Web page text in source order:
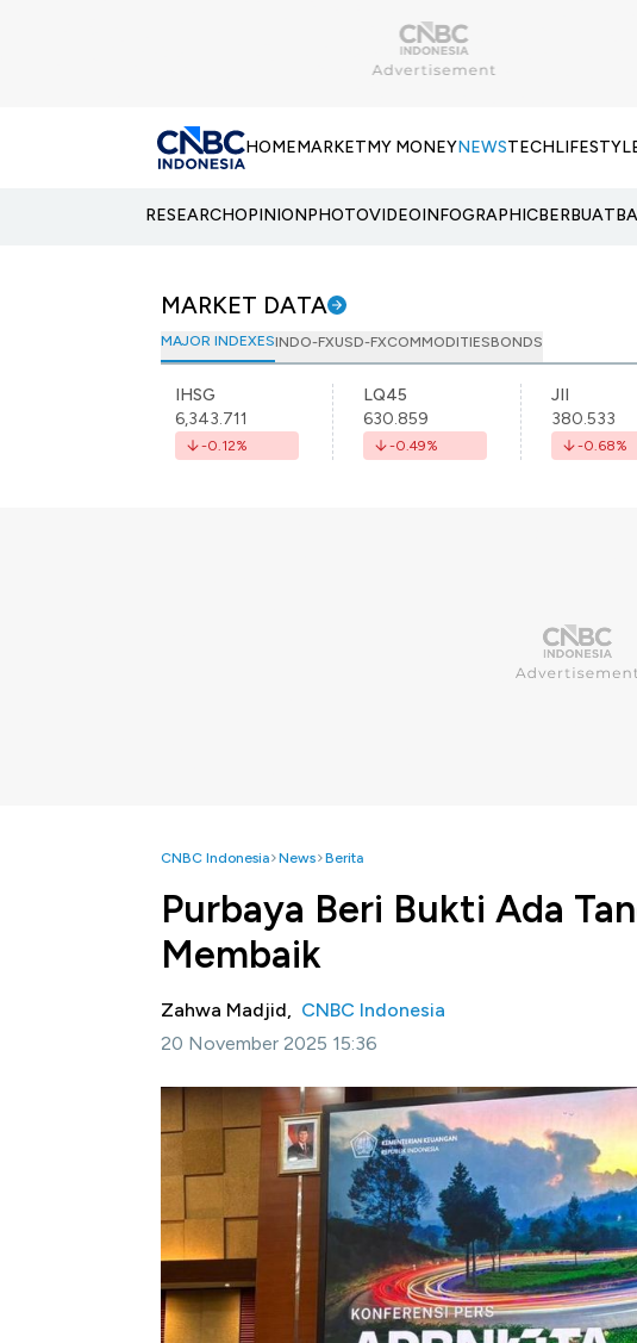
HOMEMARKETMY MONEYNEWSTECH
RESEARCHOPINIONPHOTOVIDEOINFOGRAPHIC
MARKET DATA
MAJOR INDEXESINDO-FXUSD-FXCOMMODITIESBONDS
IHSG
6,343.711
-0.12%
LQ45
630.859
-0.49%
JII
380.533
-0.68%
CNBC Indonesia News Berita
Purbaya Beri Bukti Ada
Membaik
Zahwa Madjid, CNBC Indonesia
20 November 2025 15:36